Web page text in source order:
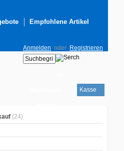
Empfohlene Artikel
Anmelden oder Registrieren
Kasse
(24)